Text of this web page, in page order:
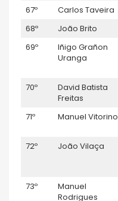
67º Carlos Taveira
68º
João Brito
69º
Iñigo Grañon
Uranga
70º
David Batista
Freitas
71º Manuel Vitorino
72º João Vilaça
73º
Manuel
Rodrigues